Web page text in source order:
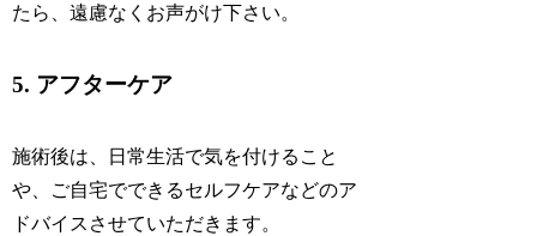
たら、遠慮なくお声がけ下さい。
5. アフターケア
施術後は、日常生活で気を付けること
や、ご自宅でできるセルフケアなどのア
ドバイスさせていただきます。